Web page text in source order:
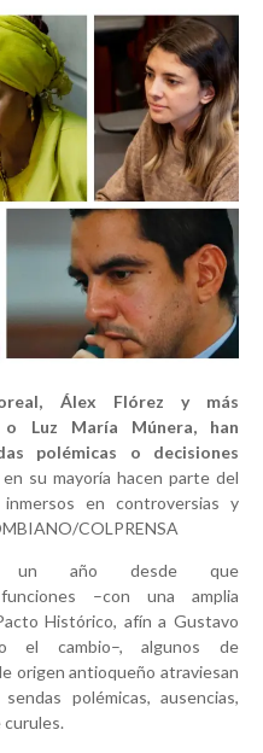
Álex Flórez y más
Luz María Múnera, han
polémicas o decisiones
su mayoría hacen parte del
en controversias y
COLPRENSA
un año desde que
–con una amplia
Histórico, afín a Gustavo
el cambio–, algunos de
origen antioqueño atraviesan
polémicas, ausencias,
curules.